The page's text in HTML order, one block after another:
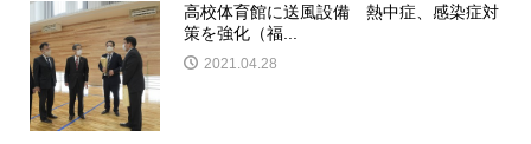
高校体育館に送風設備 熱中症、感染症対
策を強化（福...
2021.04.28